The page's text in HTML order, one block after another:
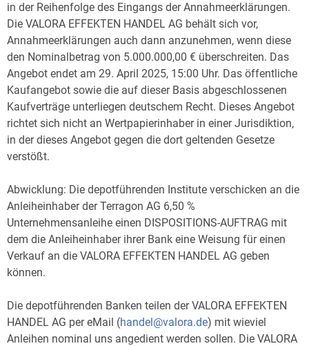
in der Reihenfolge des Eingangs der Annahmeerklärungen.
Die VALORA EFFEKTEN HANDEL AG behält sich vor,
Annahmeerklärungen auch dann anzunehmen, wenn diese
den Nominalbetrag von 5.000.000,00 € überschreiten. Das
Angebot endet am 29. April 2025, 15:00 Uhr. Das öffentliche
Kaufangebot sowie die auf dieser Basis abgeschlossenen
Kaufverträge unterliegen deutschem Recht. Dieses Angebot
richtet sich nicht an Wertpapierinhaber in einer Jurisdiktion,
in der dieses Angebot gegen die dort geltenden Gesetze
verstößt.
Abwicklung: Die depotführenden Institute verschicken an die
Anleiheinhaber der Terragon AG 6,50 %
Unternehmensanleihe einen DISPOSITIONS-AUFTRAG mit
dem die Anleiheinhaber ihrer Bank eine Weisung für einen
Verkauf an die VALORA EFFEKTEN HANDEL AG geben
können.
Die depotführenden Banken teilen der VALORA EFFEKTEN
HANDEL AG per eMail (handel@valora.de) mit wieviel
Anleihen nominal uns angedient werden sollen. Die VALORA